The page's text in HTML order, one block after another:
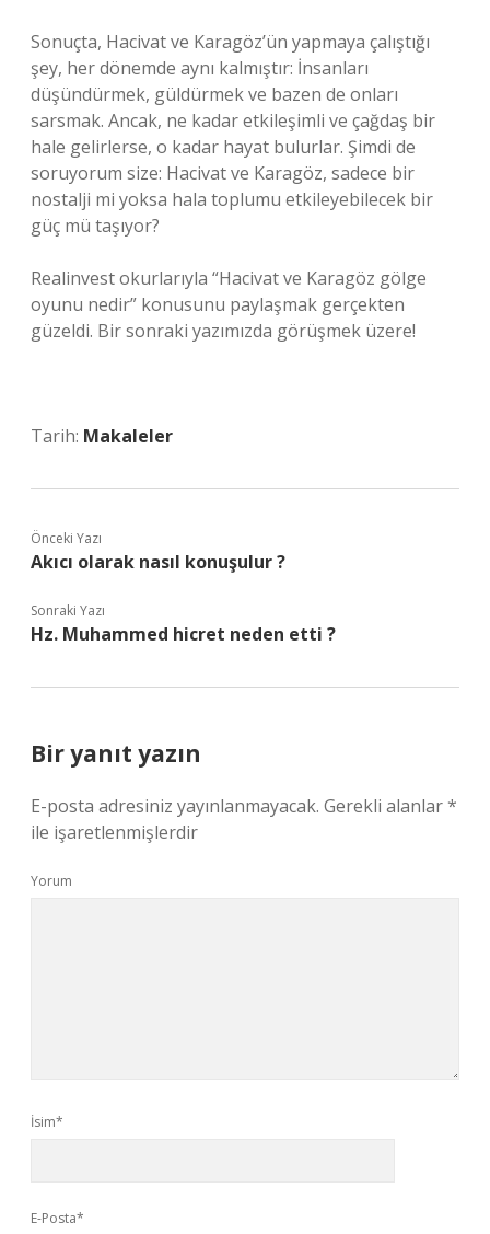
Sonuçta, Hacivat ve Karagöz’ün yapmaya çalıştığı
şey, her dönemde aynı kalmıştır: İnsanları
düşündürmek, güldürmek ve bazen de onları
sarsmak. Ancak, ne kadar etkileşimli ve çağdaş bir
hale gelirlerse, o kadar hayat bulurlar. Şimdi de
soruyorum size: Hacivat ve Karagöz, sadece bir
nostalji mi yoksa hala toplumu etkileyebilecek bir
güç mü taşıyor?
Realinvest okurlarıyla “Hacivat ve Karagöz gölge
oyunu nedir” konusunu paylaşmak gerçekten
güzeldi. Bir sonraki yazımızda görüşmek üzere!
Tarih: Makaleler
Önceki Yazı
Akıcı olarak nasıl konuşulur ?
Sonraki Yazı
Hz. Muhammed hicret neden etti ?
Bir yanıt yazın
E-posta adresiniz yayınlanmayacak. Gerekli alanlar*
ile işaretlenmişlerdir
Yorum
İsim*
E-Posta*